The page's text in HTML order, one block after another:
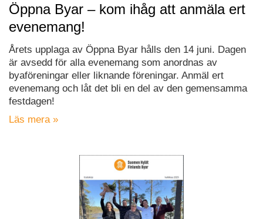
Öppna Byar – kom ihåg att anmäla ert
evenemang!
Årets upplaga av Öppna Byar hålls den 14 juni. Dagen
är avsedd för alla evenemang som anordnas av
byaföreningar eller liknande föreningar. Anmäl ert
evenemang och låt det bli en del av den gemensamma
festdagen!
Läs mera »